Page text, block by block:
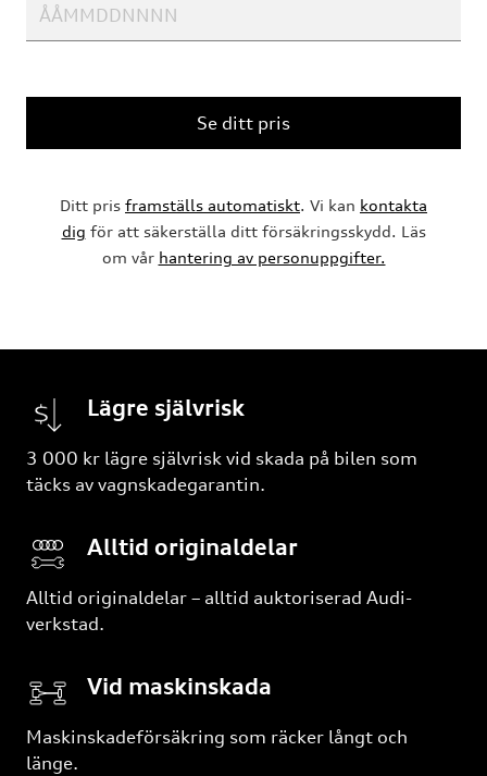
Se ditt pris
Ditt pris framställs automatiskt. Vi kan kontakta
dig för att säkerställa ditt försäkringsskydd. Läs
om vår hantering av personuppgifter.
Lägre självrisk
3 000 kr lägre självrisk vid skada på bilen som
täcks av vagnskadegarantin.
Alltid originaldelar
Alltid originaldelar – alltid auktoriserad Audi-
verkstad.
Vid maskinskada
Maskinskadeförsäkring som räcker långt och
länge.